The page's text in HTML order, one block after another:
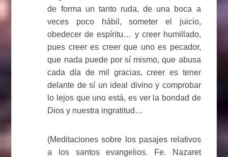
de forma un tanto ruda, de una boca a
veces poco hábil, someter el juicio,
obedecer de espíritu… y creer humillado,
pues creer es creer que uno es pecador,
que nada puede por sí mismo, que abusa
cada día de mil gracias, creer es tener
delante de sí un ideal divino y comprobar
lo lejos que uno está, es ver la bondad de
Dios y nuestra ingratitud…
(Meditaciones sobre los pasajes relativos
a los santos evangelios. Fe. Nazaret